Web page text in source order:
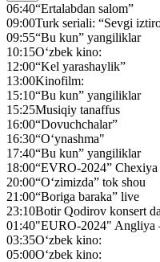
06:40“Ertalabdan salom”
09:00Turk seriali: “Sevgi
09:55“Bu kun” yangiliklar
10:15O‘zbek kino:
12:00“Kel yarashaylik”
13:00Kinofilm:
15:10“Bu kun” yangiliklar
15:25Musiqiy tanaffus
16:00“Dovuchchalar”
16:30“O‘ynashma"
17:40“Bu kun” yangiliklar
18:00“EVRO-2024”
20:00“O‘zimizda” tok shou
21:00“Boriga baraka” live
23:10Botir Qodirov konsert
01:40"EURO-2024" Angliya
03:35O‘zbek kino:
05:00O‘zbek kino: